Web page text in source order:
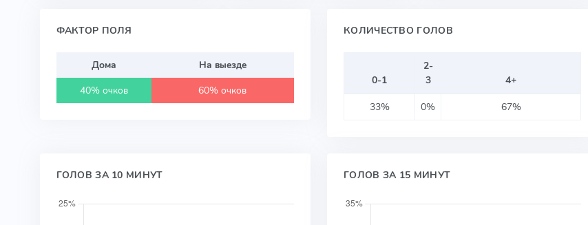
ФАКТОР ПОЛЯ
Дома
На выезде
40% очков
60% очков
КОЛИЧЕСТВО ГОЛОВ
0-1
2-
3
4+
33%
0% 67%
ГОЛОВ ЗА 10 МИНУТ ГОЛОВ ЗА 15 МИНУТ